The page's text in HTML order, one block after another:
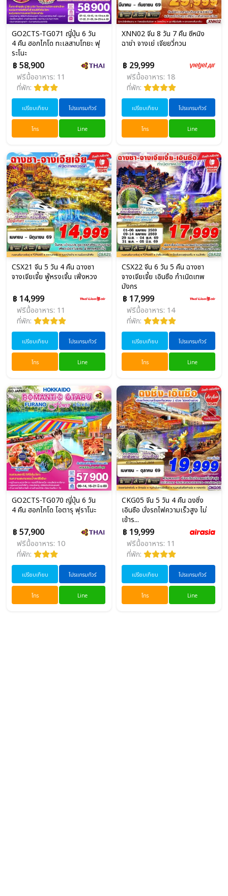
GO2CTS-TG071 ญี่ปุ่น 6 วัน
4 คืน ฮอกไกโด ทะเลสาบโทยะ ฟุ
ระโนะ
฿ 58,900
ฟรีมื้ออาหาร: 11
ที่พัก:
เปรียบเทียบ โปรแกรมทัวร์
โทร Line
XNN02 จีน 8 วัน 7 คืน ซีหนิง
ฉาข่า จางเย่ เจียยวี่กวน
฿ 29,999
ฟรีมื้ออาหาร: 18
ที่พัก:
เปรียบเทียบ โปรแกรมทัวร์
โทร Line
CSX21 จีน 5 วัน 4 คืน ฉางซา
จางเจียเจี้ย ฟู่หรงเจิ้น เฟิ่งหวง
฿ 14,999
ฟรีมื้ออาหาร: 11
ที่พัก:
เปรียบเทียบ โปรแกรมทัวร์
โทร Line
CSX22 จีน 6 วัน 5 คืน ฉางซา
จางเจียเจี้ย เอินซือ กำเนิดเทพ
มังกร
฿ 17,999
ฟรีมื้ออาหาร: 14
ที่พัก:
เปรียบเทียบ โปรแกรมทัวร์
โทร Line
GO2CTS-TG070 ญี่ปุ่น 6 วัน
4 คืน ฮอกไกโด โอตารุ ฟุราโนะ
฿ 57,900
ฟรีมื้ออาหาร: 10
ที่พัก:
เปรียบเทียบ โปรแกรมทัวร์
โทร Line
CKG05 จีน 5 วัน 4 คืน ฉงชิ่ง
เอินซือ นั่งรถไฟความเร็วสูง ไม่
เข้าร...
฿ 19,999
ฟรีมื้ออาหาร: 11
ที่พัก:
เปรียบเทียบ โปรแกรมทัวร์
โทร Line